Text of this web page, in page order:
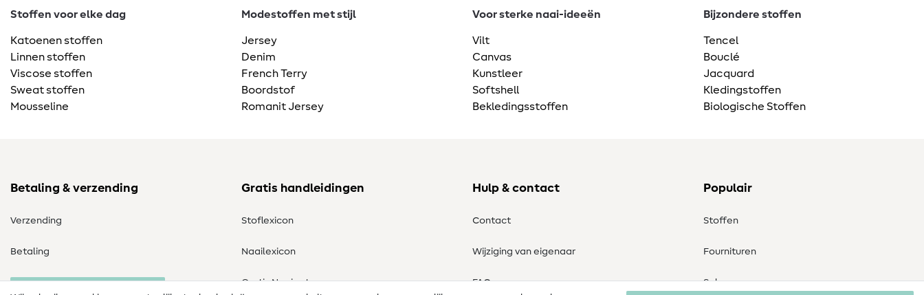
Stoffen voor elke dag
Katoenen stoffen
Linnen stoffen
Viscose stoffen
Sweat stoffen
Mousseline
Modestoffen met stijl
Jersey
Denim
French Terry
Boordstof
Romanit Jersey
Voor sterke naai-ideeën
Vilt
Canvas
Kunstleer
Softshell
Bekledingsstoffen
Bijzondere stoffen
Tencel
Bouclé
Jacquard
Kledingstoffen
Biologische Stoffen
Betaling & verzending
Verzending
Betaling
Gratis handleidingen
Stoflexicon
Naailexicon
Gratis Naaipatronen
Hulp & contact
Contact
Wijziging van eigenaar
FAQ
Populair
Stoffen
Fournituren
Sale